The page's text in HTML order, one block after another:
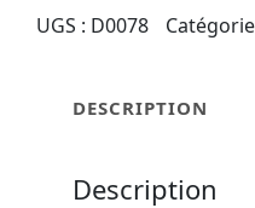
d'eau
litres
UGS : D0078
DESCRIPTION
Description